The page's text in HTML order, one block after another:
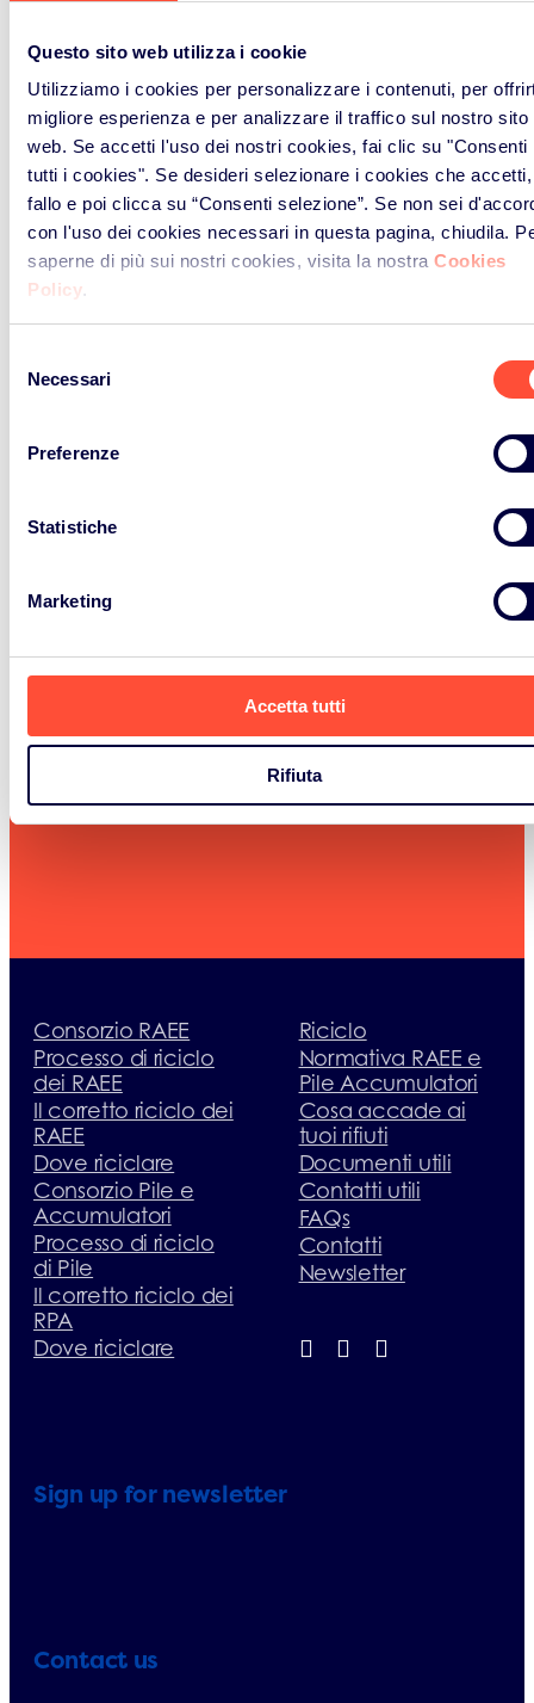
Questo sito web utilizza i cookie
Utilizziamo i cookies per personalizzare i contenuti, per
migliore esperienza e per analizzare il traffico sul nostro sito
web. Se accetti l'uso dei nostri cookies, fai clic su "Consenti
tutti i cookies". Se desideri selezionare i cookies che accetti,
fallo e poi clicca su “Consenti selezione”. Se non sei
con l'uso dei cookies necessari in questa pagina, chiudila.
saperne di più sui nostri cookies, visita la nostra Cookies
Policy.
delNecessari
Preferenze
Statistiche
Marketing
Accetta tutti
Rifiuta
Previous Next
Contattaci
Consorzio RAEE
Processo di riciclo
dei RAEE
Il corretto riciclo dei
RAEE
Dove riciclare
Consorzio Pile e
Accumulatori
Processo di riciclo
di Pile
Il corretto riciclo dei
RPA
Dove riciclare
Riciclo
Normativa RAEE e
Pile Accumulatori
Cosa accade ai
tuoi rifiuti
Documenti utili
Contatti utili
FAQs
Contatti
Newsletter
Sign up for newsletter
Contact us